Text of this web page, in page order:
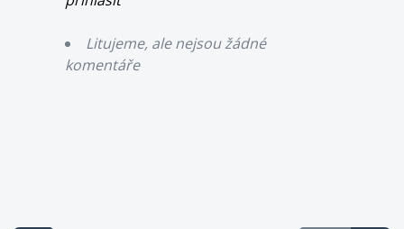
Litujeme, ale nejsou žádné
komentáře